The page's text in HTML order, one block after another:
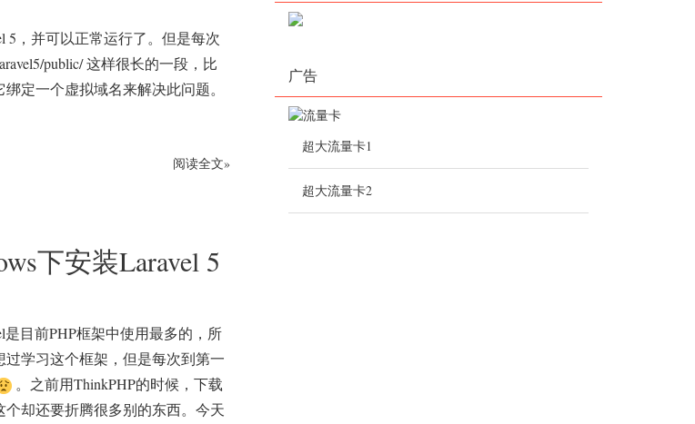
5，并可以正常运行了。但是每次
public/ 这样很长的一段，比
定一个虚拟域名来解决此问题。
阅读全文»
下安装Laravel 5
目前PHP框架中使用最多的，所
学习这个框架，但是每次到第一
。之前用ThinkPHP的时候，下载
却还要折腾很多别的东西。今天
广告
超大流量卡1
超大流量卡2